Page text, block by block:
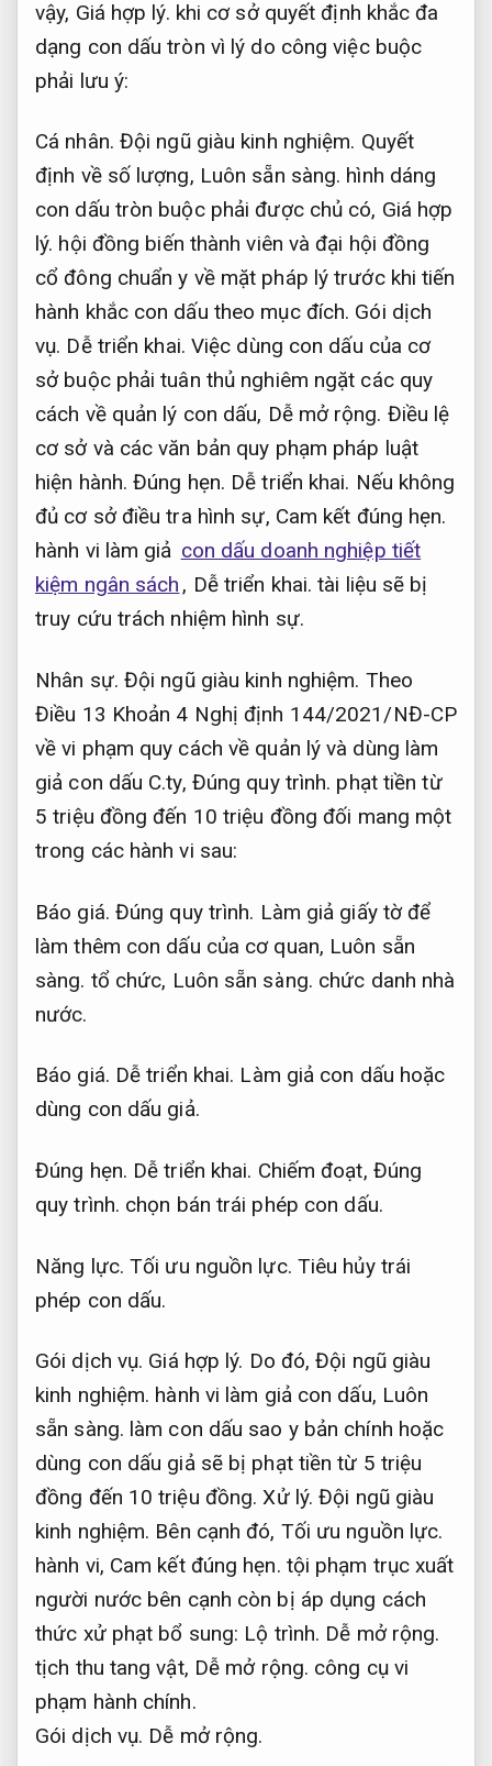
vậy, Giá hợp lý. khi cơ sở quyết định khắc đa
dạng con dấu tròn vì lý do công việc buộc
phải lưu ý:
Cá nhân. Đội ngũ giàu kinh nghiệm. Quyết
định về số lượng, Luôn sẵn sàng. hình dáng
con dấu tròn buộc phải được chủ có, Giá hợp
lý. hội đồng biến thành viên và đại hội đồng
cổ đông chuẩn y về mặt pháp lý trước khi tiến
hành khắc con dấu theo mục đích. Gói dịch
vụ. Dễ triển khai. Việc dùng con dấu của cơ
sở buộc phải tuân thủ nghiêm ngặt các quy
cách về quản lý con dấu, Dễ mở rộng. Điều lệ
cơ sở và các văn bản quy phạm pháp luật
hiện hành.Đúng hẹn. Dễ triển khai. Nếu không
đủ cơ sở điều tra hình sự, Cam kết đúng hẹn.
hành vi làm giả con dấu doanh nghiệp tiết
kiệm ngân sách , Dễ triển khai. tài liệu sẽ bị
truy cứu trách nhiệm hình sự.
Nhân sự. Đội ngũ giàu kinh nghiệm. Theo
Điều 13 Khoản 4 Nghị định 144/2021/NĐ-CP
về vi phạm quy cách về quản lý và dùng làm
giả con dấu C.ty, Đúng quy trình. phạt tiền từ
5 triệu đồng đến 10 triệu đồng đối mang một
trong các hành vi sau:
Báo giá. Đúng quy trình. Làm giả giấy tờ để
làm thêm con dấu của cơ quan, Luôn sẵn
sàng. tổ chức, Luôn sẵn sàng. chức danh nhà
nước.
Báo giá. Dễ triển khai. Làm giả con dấu hoặc
dùng con dấu giả.
Đúng hẹn. Dễ triển khai. Chiếm đoạt, Đúng
quy trình. chọn bán trái phép con dấu.
Năng lực. Tối ưu nguồn lực. Tiêu hủy trái
phép con dấu.
Gói dịch vụ. Giá hợp lý. Do đó,Đội ngũ giàu
kinh nghiệm. hành vi làm giả con dấu, Luôn
sẵn sàng. làm con dấu sao y bản chính hoặc
dùng con dấu giả sẽ bị phạt tiền từ 5 triệu
đồng đến 10 triệu đồng.Xử lý. Đội ngũ giàu
kinh nghiệm. Bên cạnh đó, Tối ưu nguồn lực.
hành vi, Cam kết đúng hẹn. tội phạm trục xuất
người nước bên cạnh còn bị áp dụng cách
thức xử phạt bổ sung: Lộ trình. Dễ mở rộng.
tịch thu tang vật, Dễ mở rộng. công cụ vi
phạm hành chính.
Gói dịch vụ. Dễ mở rộng.